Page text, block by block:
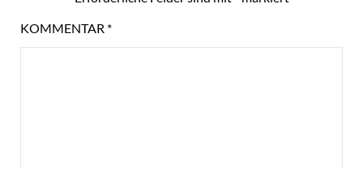
KOMMENTAR *